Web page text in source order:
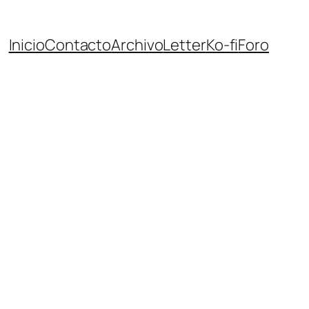
InicioContactoArchivoLetterKo-fiForo